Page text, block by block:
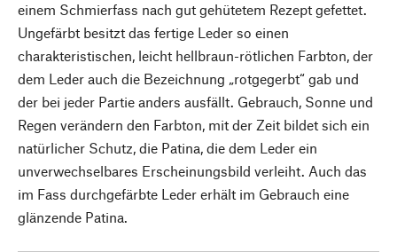
einem Schmierfass nach gut gehütetem Rezept gefettet.
Ungefärbt besitzt das fertige Leder so einen
charakteristischen, leicht hellbraun-rötlichen Farbton, der
dem Leder auch die Bezeichnung „rotgegerbt“ gab und
der bei jeder Partie anders ausfällt. Gebrauch, Sonne und
Regen verändern den Farbton, mit der Zeit bildet sich ein
natürlicher Schutz, die Patina, die dem Leder ein
unverwechselbares Erscheinungsbild verleiht. Auch das
im Fass durchgefärbte Leder erhält im Gebrauch eine
glänzende Patina.